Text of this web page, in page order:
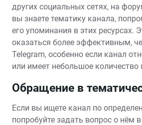
других социальных сетях‚ на
вы знаете тематику канала‚
его упоминания в этих ресурсах.
оказаться более эффективным‚
Telegram‚ особенно если канал
или имеет небольшое количество
Обращение в
Если вы ищете канал по
попробуйте задать вопрос о нём